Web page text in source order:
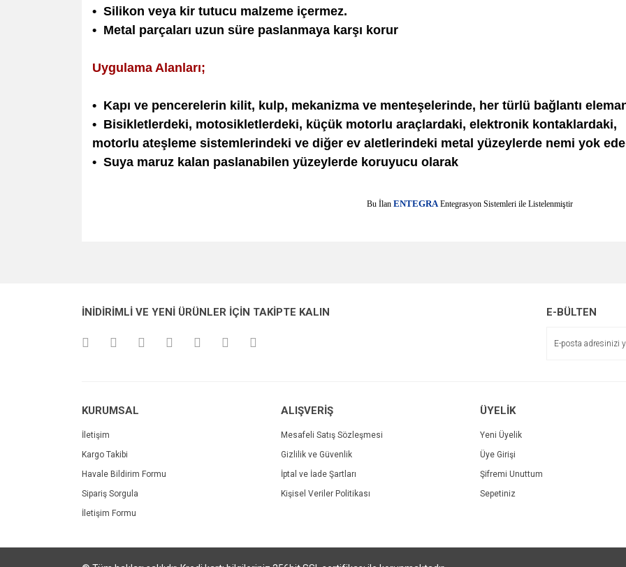
• Silikon veya kir tutucu malzeme içermez.
• Metal parçaları uzun süre paslanmaya karşı korur
Uygulama Alanları;
• Kapı ve pencerelerin kilit, kulp, mekanizma ve menteşelerinde, her türlü bağlantı
• Bisikletlerdeki, motosikletlerdeki, küçük motorlu araçlardaki, elektronik kontaklardaki,
motorlu ateşleme sistemlerindeki ve diğer ev aletlerindeki metal yüzeylerde nemi yok
• Suya maruz kalan paslanabilen yüzeylerde koruyucu olarak
Bu İlan ENTEGRAEntegrasyon Sistemleri ile Listelenmiştir
Ürün açıklamasında eksik bilgiler bulunuyor.
İNİDİRİMLİ VE YENİ ÜRÜNLER İÇİN TAKİPTE KALIN E-BÜLTEN
KURUMSAL
İletişim
Kargo Takibi
Havale Bildirim Formu
Sipariş Sorgula
İletişim Formu
ALIŞVERİŞ
Mesafeli Satış Sözleşmesi
Gizlilik ve Güvenlik
İptal ve İade Şartları
Kişisel Veriler Politikası
ÜYELİK
Yeni Üyelik
Üye Girişi
Şifremi Unuttum
Sepetiniz